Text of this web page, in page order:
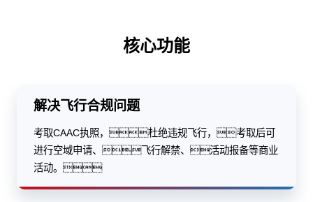
核心功能
解决飞行合规问题
考取CAAC执照，杜绝违规飞行，考取后可
进行空域申请、飞行解禁、活动报备等商业
活动。